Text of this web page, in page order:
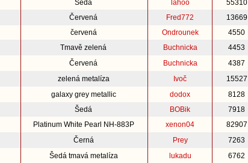
Šedá lahoo 55310
Červená Fred772 13669
červená Ondrounek 4550
Tmavě zelená Buchnicka 4453
Červená Buchnicka 4387
zelená metalíza Ivoč 15527
galaxy grey metallic dodox 8128
Šedá BOBik 7918
Platinum White Pearl NH-883P xenon04 82907
Černá Prey 7263
Šedá tmavá metalíza lukadu 6762